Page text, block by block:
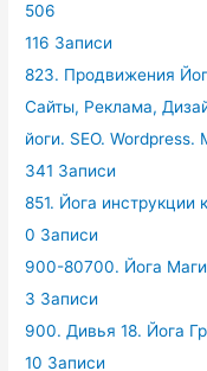
506
116 Записи
823. Продвижения
Сайты, Реклама,
йоги. SEO. Wordpress.
341 Записи
851. Йога инструкции
0 Записи
900-80700. Йога
3 Записи
900. Дивья 18. Йога
10 Записи